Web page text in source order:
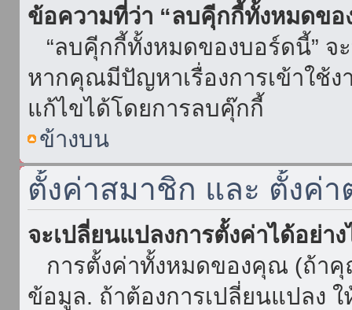
ข้อความที่ว่า “ลบคุีกกี้ทั้งหมดขอ
“ลบคุีกกี้ทั้งหมดของบอร์ดนี้” จ
หากคุณมีปัญหาเรื่องการเข้าใช้
แก้ไขได้โดยการลบคุ๊กกี้
ข้างบน
ตั้งค่าสมาชิก และ ตั้งค่า
จะเปลี่ยนแปลงการตั้งค่าได้อย่าง
การตั้งค่าทั้งหมดของคุณ (ถ้าคุ
ข้อมูล. ถ้าต้องการเปลี่ยนแปลง